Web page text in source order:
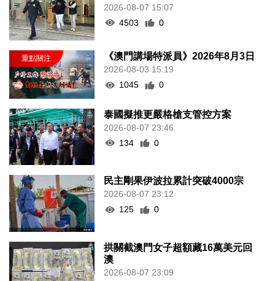
2026-08-07 15:07
4503
0
《澳門講場特派員》2026年8月3日
2026-08-03 15:19
1045
0
泰國擬推更嚴格槍支管控方案
2026-08-07 23:46
134
0
民主剛果伊波拉累計突破4000宗
2026-08-07 23:12
125
0
拱關截澳門女子超額藏16萬美元回
澳
2026-08-07 23:09